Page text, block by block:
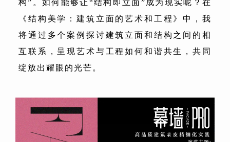
构”。如何能够让“结构即立面”成为现实呢？在
《结构美学：建筑立面的艺术和工程》中，我
将通过多个案例探讨建筑立面和结构之间的相
互联系，呈现艺术与工程如何和谐共生，共同
绽放出耀眼的光芒。